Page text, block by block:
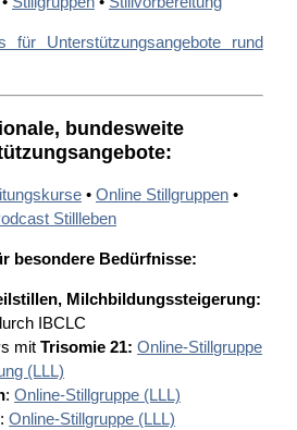
bundesweite
• Online Stillgruppen •
Stillleben
besondere Bedürfnisse:
Milchbildungssteigerung:
IBCLC
mitTrisomie 21:Online-Stillgruppe
(LLL)
:Online-Stillgruppe (LLL)
:Online-Stillgruppe (LLL)